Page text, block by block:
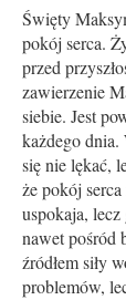
Święty
pokój serca.
przed
zawierzenie
siebie. Jest
każdego
się nie lękać,
że pokój
uspokaja, lecz
nawet pośród
źródłem siły
problemów,